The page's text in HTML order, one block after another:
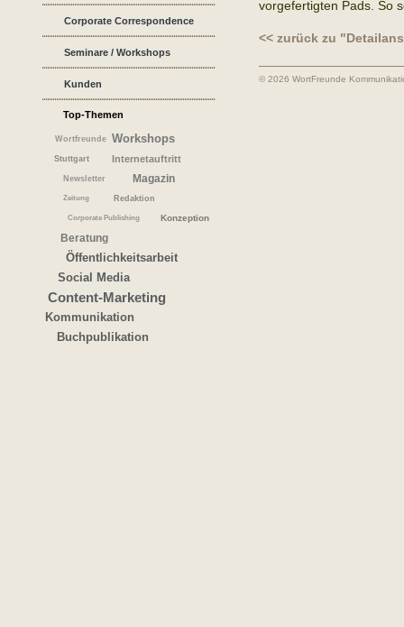
Corporate Correspondence
Seminare / Workshops
Kunden
Top-Themen
Wortfreunde Workshops
Stuttgart Internetauftritt
Newsletter Magazin
Zeitung Redaktion
Corporate Publishing Konzeption
Beratung
Öffentlichkeitsarbeit
Social Media
Content-Marketing
Kommunikation
Buchpublikation
vorgefertigten Pads. So
<< zurück zu
© 2026 WortFreunde